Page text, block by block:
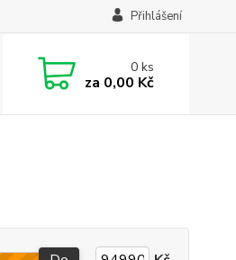
Přihlášení
0ks
za 0,00 Kč